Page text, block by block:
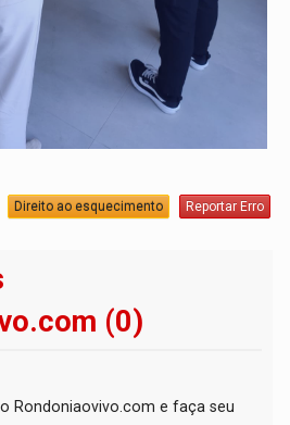
Direito ao esquecimento Reportar Erro
(0)
Rondoniaovivo.com e faça seu